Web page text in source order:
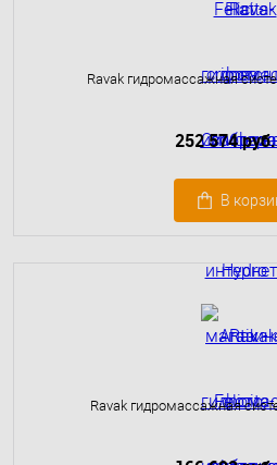
Ravak гидромассажная
252 574
В
Ravak гидромассажная